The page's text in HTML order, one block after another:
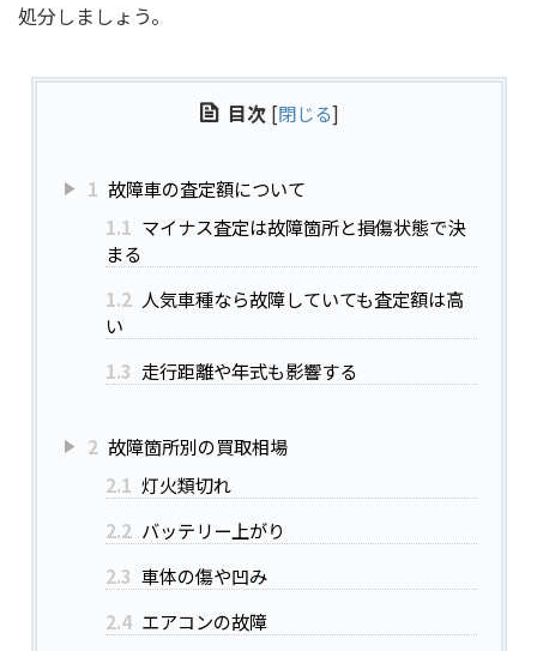
処分しましょう。
目次 [閉じる]
1 故障車の査定額について
1.1 マイナス査定は故障箇所と損傷状態で決
まる
1.2 人気車種なら故障していても査定額は高
い
1.3 走行距離や年式も影響する
2 故障箇所別の買取相場
2.1 灯火類切れ
2.2 バッテリー上がり
2.3 車体の傷や凹み
2.4 エアコンの故障